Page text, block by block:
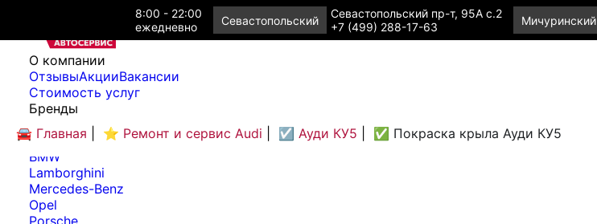
8:00 - 22:00
ежедневно
Севастопольский
Севастопольский пр-т, 95А с.2
+7 (499) 288-17-63
Мичуринский
O компании
ОтзывыАкцииВакансии
Cтоимость услуг
Бренды
Audi
Bentley
BMW
Lamborghini
Mercedes-Benz
Opel
Porsche
🚘 Главная ⭐ Ремонт и сервис Audi ☑️ Ауди КУ5 ✅ Покраска крыла Ауди КУ5